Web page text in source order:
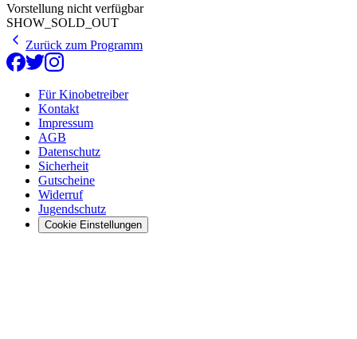
Vorstellung nicht verfügbar
SHOW_SOLD_OUT
Zurück zum Programm
Für Kinobetreiber
Kontakt
Impressum
AGB
Datenschutz
Sicherheit
Gutscheine
Widerruf
Jugendschutz
Cookie Einstellungen